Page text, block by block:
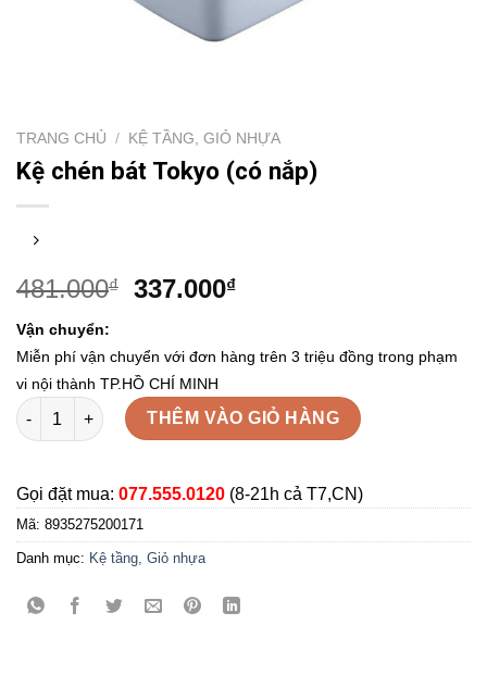
TRANG CHỦ / KỆ TẦNG, GIỎ NHỰA
Kệ chén bát Tokyo (có nắp)
481.000₫ 337.000₫
Vận chuyển:
Miễn phí vận chuyển với đơn hàng trên 3 triệu đồng trong phạm
vi nội thành TP.HỒ CHÍ MINH
Kệ chén bát Tokyo (có nắp) số lượng
THÊM VÀO GIỎ HÀNG
Gọi đặt mua: 077.555.0120 (8-21h cả T7,CN)
Mã: 8935275200171
Danh mục: Kệ tầng, Giỏ nhựa